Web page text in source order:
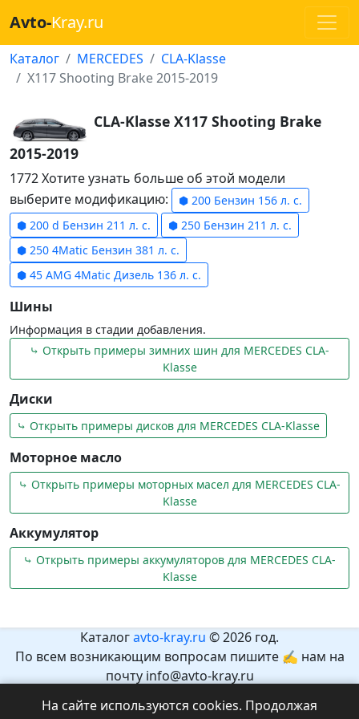
Avto-Kray.ru
Каталог MERCEDES
CLA-Klasse
X117 Shooting Brake 2015-2019
CLA-Klasse X117 Shooting Brake
2015-2019
1772 Хотите узнать больше об этой модели
выберите модификацию:
⬢ 200 Бензин 156 л. с.
⬢ 200 d Бензин 211 л. с.
⬢ 250 Бензин 211 л. с.
⬢ 250 4Matic Бензин 381 л. с.
⬢ 45 AMG 4Matic Дизель 136 л. с.
Шины
Информация в стадии добавления.
⤷ Открыть примеры зимних шин для MERCEDES CLA-
Klasse
Диски
⤷ Открыть примеры дисков для MERCEDES CLA-Klasse
Моторное масло
⤷ Открыть примеры моторных масел для MERCEDES CLA-
Klasse
Аккумулятор
⤷ Открыть примеры аккумуляторов для MERCEDES CLA-
Klasse
Каталогavto-kray.ru © 2026 год.
По всем возникающим вопросам пишите ✍ нам на
почту info@avto-kray.ru
которая может причинить вред здоровью и развитию
На сайте используются cookies. Продолжая